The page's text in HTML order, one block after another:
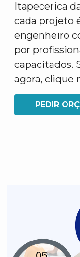
Itapecerica
cada projeto
engenheiro
por
capacitados.
agora, clique
PEDIR